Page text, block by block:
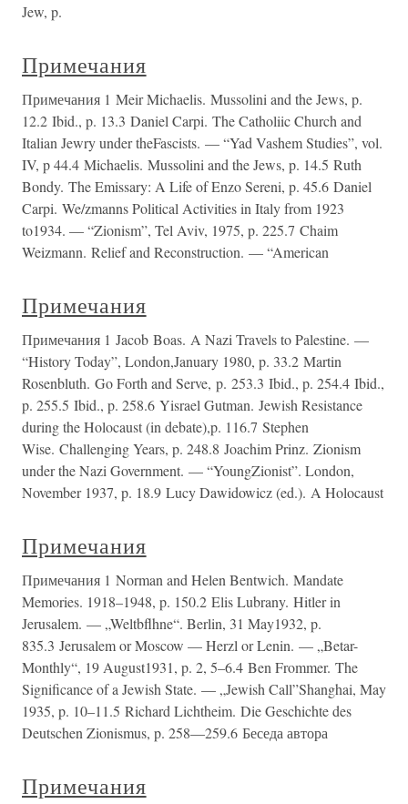
Jew, p.
Примечания
Примечания 1 Meir Michaelis. Mussolini and the Jews, p.
12.2 Ibid., p. 13.3 Daniel Carpi. The Catholiic Church and
Italian Jewry under theFascists. — “Yad Vashem Studies”, vol.
IV, p 44.4 Michaelis. Mussolini and the Jews, p. 14.5 Ruth
Bondy. The Emissary: A Life of Enzo Sereni, p. 45.6 Daniel
Carpi. We/zmanns Political Activities in Italy from 1923
to1934. — “Zionism”, Tel Aviv, 1975, p. 225.7 Chaim
Weizmann. Relief and Reconstruction. — “American
Примечания
Примечания 1 Jacob Boas. A Nazi Travels to Palestine. —
“History Today”, London,January 1980, p. 33.2 Martin
Rosenbluth. Go Forth and Serve, p. 253.3 Ibid., p. 254.4 Ibid.,
p. 255.5 Ibid., p. 258.6 Yisrael Gutman. Jewish Resistance
during the Holocaust (in debate),p. 116.7 Stephen
Wise. Challenging Years, p. 248.8 Joachim Prinz. Zionism
under the Nazi Government. — “YoungZionist”. London,
November 1937, p. 18.9 Lucy Dawidowicz (ed.). A Holocaust
Примечания
Примечания 1 Norman and Helen Bentwich. Mandate
Memories. 1918–1948, p. 150.2 Elis Lubrany. Hitler in
Jerusalem. — „Weltbflhne“. Berlin, 31 May1932, p.
835.3 Jerusalem or Moscow — Herzl or Lenin. — „Betar-
Monthly“, 19 August1931, p. 2, 5–6.4 Ben Frommer. The
Significance of a Jewish State. — „Jewish Call”Shanghai, May
1935, p. 10–11.5 Richard Lichtheim. Die Geschichte des
Deutschen Zionismus, p. 258—259.6 Беседа автора
Примечания